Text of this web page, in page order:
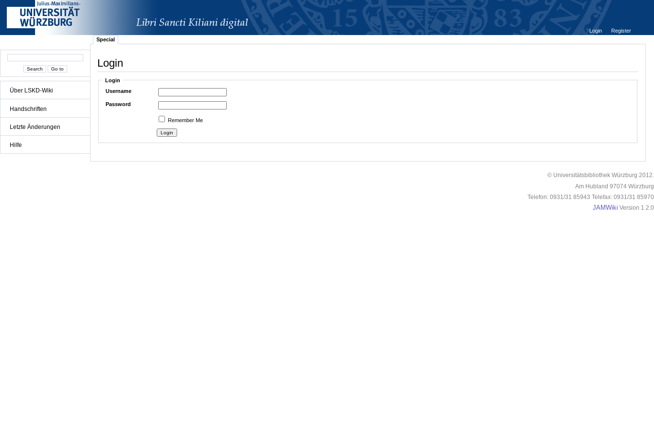
Über LSKD-Wiki
Handschriften
Letzte Änderungen
Hilfe
Login
Register
Special
Login
Login
Username
Password
Remember Me
© Universitätsbibliothek Würzburg 2012.
Am Hubland 97074 Würzburg
Telefon: 0931/31 85943 Telefax: 0931/31 85970
JAMWiki Version 1.2.0